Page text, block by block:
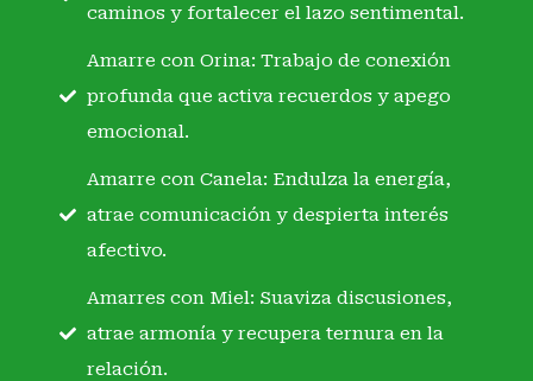
caminos y fortalecer el lazo sentimental.
Amarre con Orina: Trabajo de conexión
profunda que activa recuerdos y apego
emocional.
Amarre con Canela: Endulza la energía,
atrae comunicación y despierta interés
afectivo.
Amarres con Miel: Suaviza discusiones,
atrae armonía y recupera ternura en la
relación.